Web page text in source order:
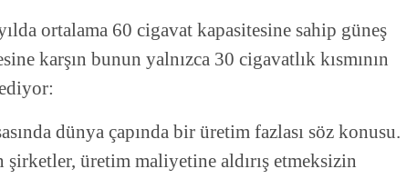
ortalama 60 cigavat kapasitesine sahip güneş
karşın bunun yalnızca 30 cigavatlık kısmının
dünya çapında bir üretim fazlası söz konusu.
şirketler, üretim maliyetine aldırış etmeksizin